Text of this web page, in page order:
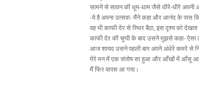
सामने से सावन की धूम-धाम जैसे धीरे-धीरे अपनी
-ये है अपना उत्सव!- मैंने कहा और आनंद के पास
वह भी काफी देर से स्थिर बैठा, इस दृश्य को
काफी देर की चुप्पी के बाद उसने मुझसे कहा-
आज शायद उसने पहली बार अपने अंधेरे कमरे से
मेरे मन में एक संतोष सा हुआ और आँखों में आँसू आ गये
मैं फिर वापस आ गया।